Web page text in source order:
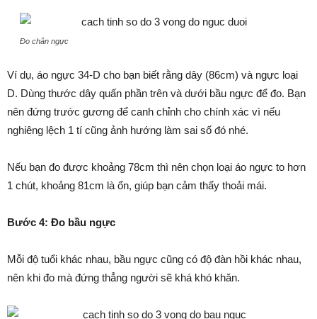
Đo chân ngực
Ví dụ, áo ngực 34-D cho bạn biết rằng dây (86cm) và ngực loại
D. Dùng thước dây quấn phần trên và dưới bầu ngực để đo. Bạn
nên đứng trước gương để canh chỉnh cho chính xác vì nếu
nghiêng lệch 1 tí cũng ảnh hướng làm sai số đó nhé.
Nếu bạn đo được khoảng 78cm thì nên chọn loại áo ngực to hơn
1 chút, khoảng 81cm là ổn, giúp bạn cảm thấy thoải mái.
Bước 4: Đo bầu ngực
Mỗi độ tuổi khác nhau, bầu ngực cũng có độ đàn hồi khác nhau,
nên khi đo mà đứng thẳng người sẽ khá khó khăn.